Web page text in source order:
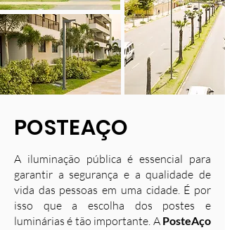
POSTEAÇO
A iluminação pública é essencial para
garantir a segurança e a qualidade de
vida das pessoas em uma cidade. É por
isso que a escolha dos postes e
luminárias é tão importante. A PosteAço